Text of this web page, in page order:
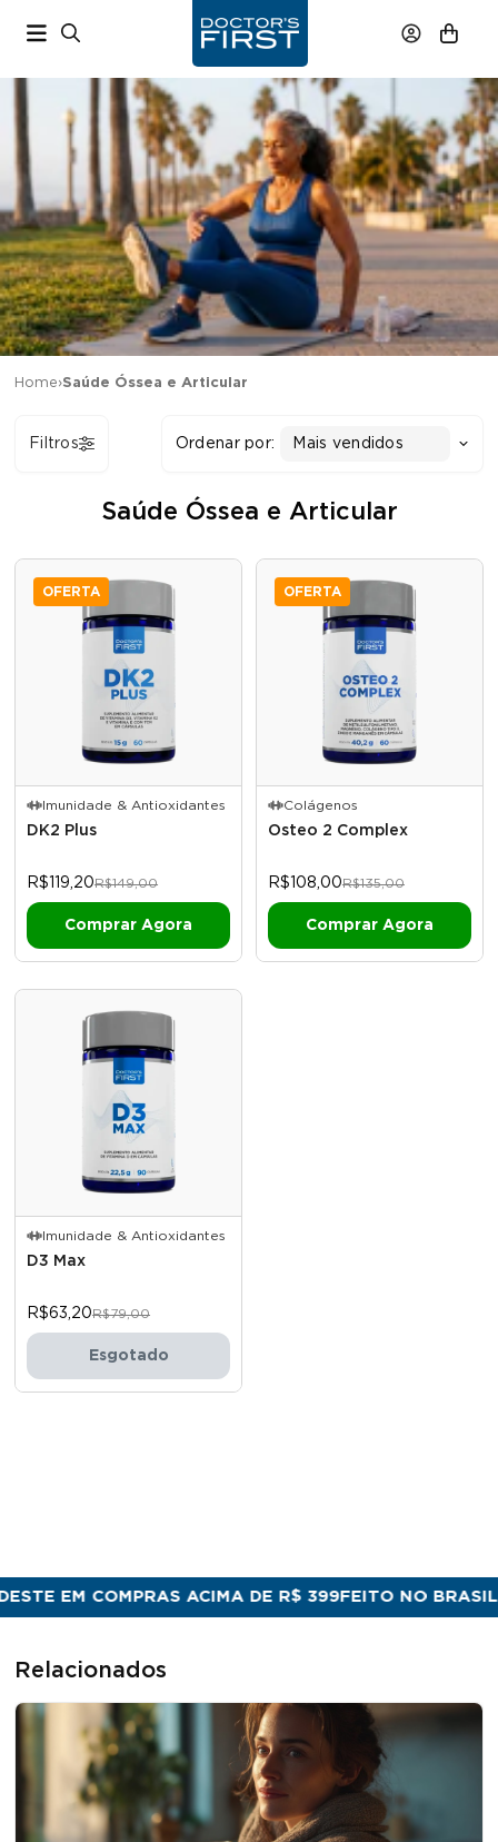
Home›Saúde Óssea e Articular
Ordenar por: Mais vendidos
Filtros
Saúde Óssea e Articular
OFERTA
Imunidade & Antioxidantes
DK2 Plus
R$119,20R$149,00
OFERTA
Colágenos
Osteo 2 Complex
R$108,00R$135,00
Imunidade & Antioxidantes
D3 Max
R$63,20R$79,00
Esgotado
EM COMPRAS ACIMA DE R$ 399FEITO NO BRASIL
Relacionados